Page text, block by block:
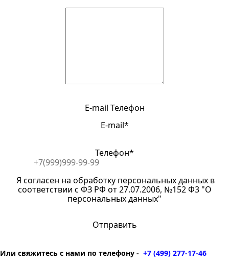
E-mail Телефон
E-mail*
Телефон*
Я согласен на обработку персональных данных в
соответствии с ФЗ РФ от 27.07.2006, №152 Ф3 "О
персональных данных"
Или свяжитесь с нами по телефону - +7 (499) 277-17-46